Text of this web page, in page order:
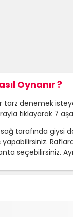
Oynanır ?
tarz denemek
tıklayarak 7
tarafında giysi
seçebilirsiniz.